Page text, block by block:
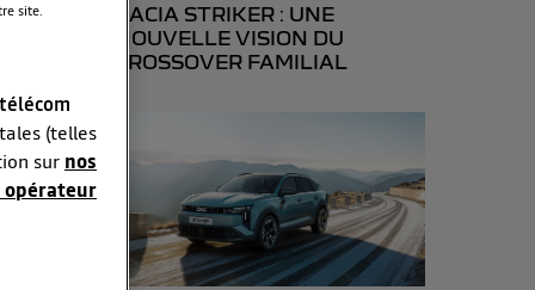
DACIA STRIKER : UNE
NOUVELLE VISION DU
CROSSOVER FAMILIAL
site.
(telles
sur nos
opérateur
en